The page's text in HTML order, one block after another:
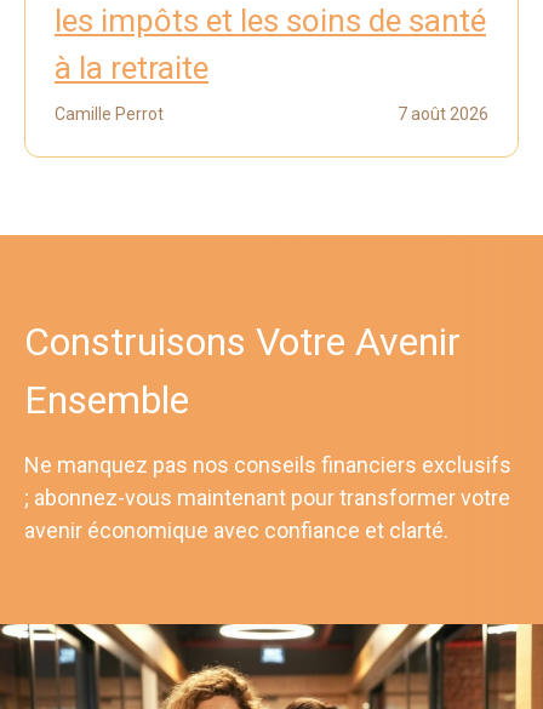
les impôts et les soins de santé
à la retraite
Camille Perrot 7 août 2026
Construisons Votre Avenir
Ensemble
Ne manquez pas nos conseils financiers exclusifs
; abonnez-vous maintenant pour transformer votre
avenir économique avec confiance et clarté.